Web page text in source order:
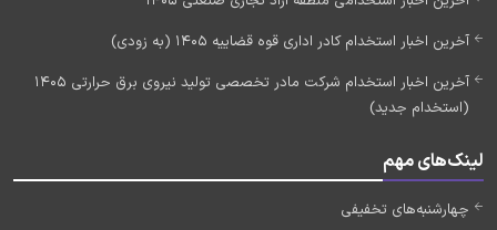
آخرین اخبار استخدام کادر اداری قوه قضاییه 1405 (به زودی)
آخرین اخبار استخدام شرکت مادر تخصصی تولید نیروی برق حرارتی 1405
(استخدام جدید)
لینک‌های مهم
چهارشنبه‌های تخفیفی